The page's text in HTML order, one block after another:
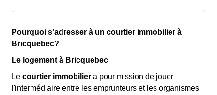
Pourquoi s'adresser à un courtier immobilier à
Bricquebec?
Le logement à Bricquebec
Le courtier immobilier a pour mission de jouer
l'intermédiaire entre les emprunteurs et les organismes